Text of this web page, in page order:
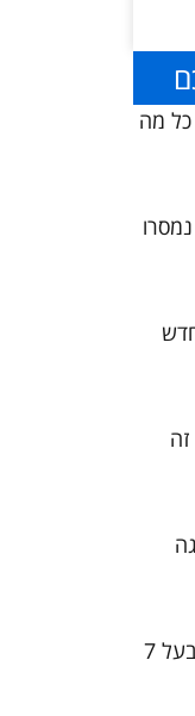
מה
רכבים נמסרו
מה זה
סקודה חושפת את פני רכב השטח החשמלי בעל 7